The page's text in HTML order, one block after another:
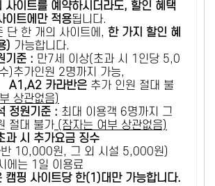
사이트를 예약하시더라도, 할인 혜택
이트에만 적용됩니다.
단 한 개의 사이트에, 한 가지 할인 혜
) 가능합니다.
기준 : 만7세 이상(초과 시 1인당 5,0
)추가인원 2명까지 가능,
카라반은 추가 인원 절대 불
상관없음)
정원기준 : ​최대 이용객 6명까지 그
절대 불가 (잠자는 여부 상관없음)
과 시 추가요금 징수
10,000원, 그 외 시설 5,000원)
에는 1일 이용료
캠핑 사이트당 한(1)대만 가능합니다.